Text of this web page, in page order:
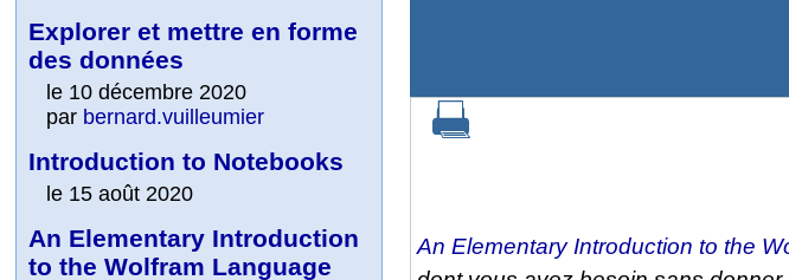
An Elementary Introduction to the
Explorer et mettre en forme
des données
le 10 décembre 2020
par bernard.vuilleumier
Introduction to Notebooks
le 15 août 2020
An Elementary Introduction
to the Wolfram Language